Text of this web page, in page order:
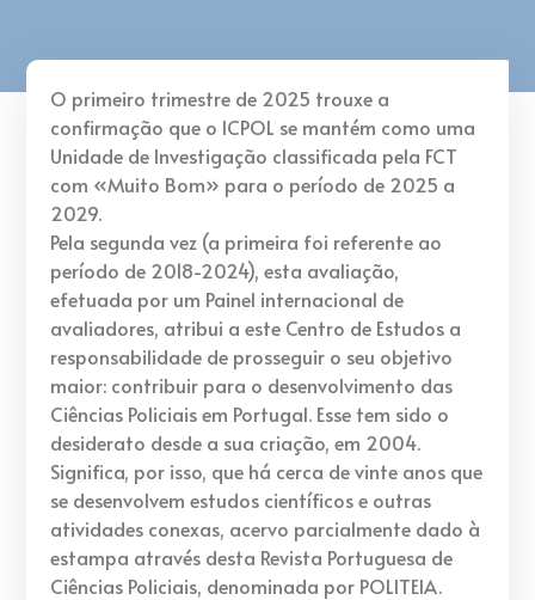
O primeiro trimestre de 2025 trouxe a
confirmação que o ICPOL se mantém como uma
Unidade de Investigação classificada pela FCT
com «Muito Bom» para o período de 2025 a
2029.
Pela segunda vez (a primeira foi referente ao
período de 2018-2024), esta avaliação,
efetuada por um Painel internacional de
avaliadores, atribui a este Centro de Estudos a
responsabilidade de prosseguir o seu objetivo
maior: contribuir para o desenvolvimento das
Ciências Policiais em Portugal. Esse tem sido o
desiderato desde a sua criação, em 2004.
Significa, por isso, que há cerca de vinte anos que
se desenvolvem estudos científicos e outras
atividades conexas, acervo parcialmente dado à
estampa através desta Revista Portuguesa de
Ciências Policiais, denominada por POLITEIA.